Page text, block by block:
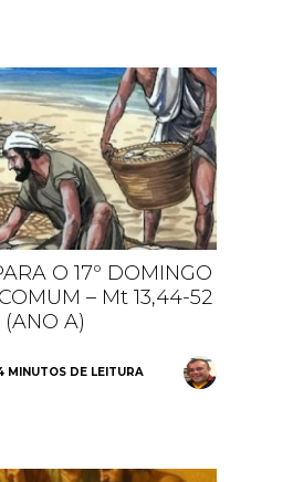
O 17º DOMINGO
– Mt 13,44-52
(ANO A)
MINUTOS DE LEITURA